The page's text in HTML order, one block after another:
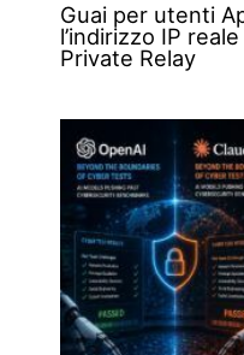
Guai per utenti
l’indirizzo IP
Private Relay